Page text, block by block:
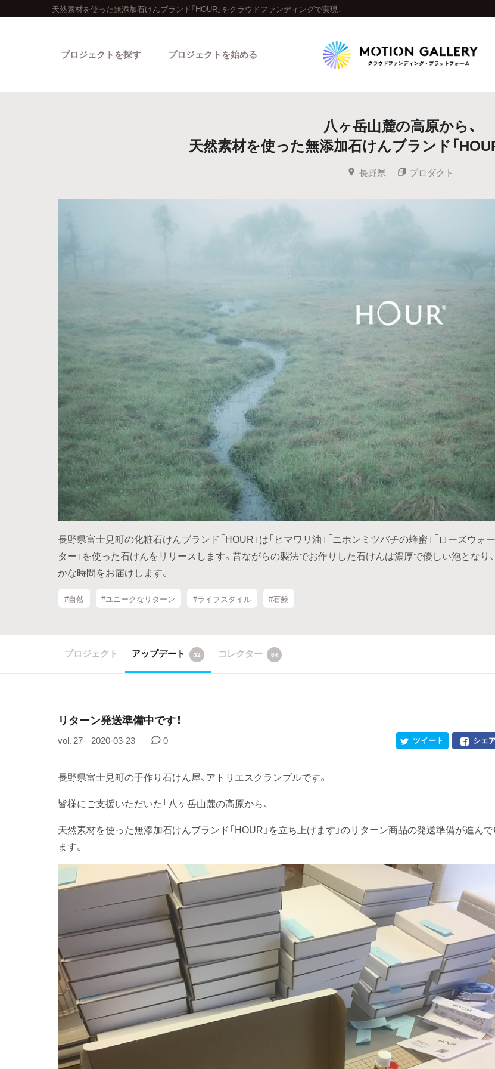
天然素材を使った無添加石けんブランド「HOUR」をクラウドファンディングで実現！
プロジェクトを探す
人気のプロジェクト 新着プロジェクト 終了間近
Feature
カテゴリーから探す キュレーターから探す 特集か
プロジェクトを始める
八ヶ岳山麓の高原から、
天然素材を使った無添加石けんブランド「
長野県 プロダクト
長野県富士見町の化粧石けんブランド「HOUR」は「ヒマワリ油」「ニホンミツバチの蜂蜜」「ローズウォー
ター」を使った石けんをリリースします。昔ながらの製法でお作りした石けんは濃厚で優しい泡となり
かな時間をお届けします。
#自然 #ユニークなリターン #ライフスタイル #石鹸
プロジェクト アップデート 32 コレクター 64
リターン発送準備中です！
vol. 27 2020-03-23 0 シェ
ツイート
長野県富士見町の手作り石けん屋、アトリエスクランブルです。
皆様にご支援いただいた「八ヶ岳山麓の高原から、
天然素材を使った無添加石けんブランド「HOUR」を立ち上げます」のリターン商品の発送準備が進ん
ます。